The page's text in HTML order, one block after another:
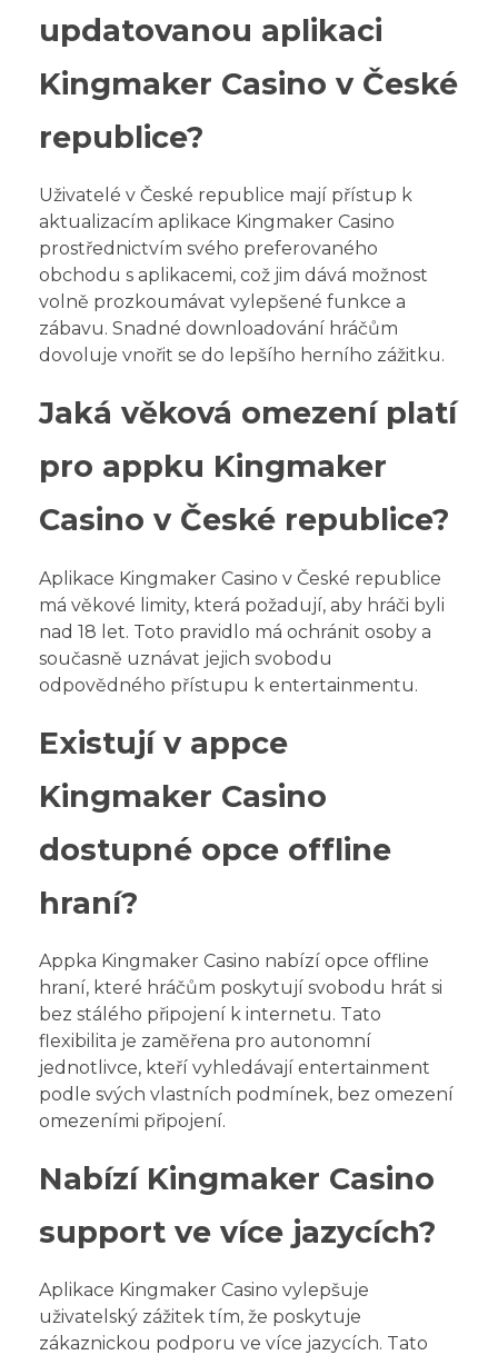
updatovanou aplikaci
Kingmaker Casino v České
republice?
Uživatelé v České republice mají přístup k
aktualizacím aplikace Kingmaker Casino
prostřednictvím svého preferovaného
obchodu s aplikacemi, což jim dává možnost
volně prozkoumávat vylepšené funkce a
zábavu. Snadné downloadování hráčům
dovoluje vnořit se do lepšího herního zážitku.
Jaká věková omezení platí
pro appku Kingmaker
Casino v České republice?
Aplikace Kingmaker Casino v České republice
má věkové limity, která požadují, aby hráči byli
nad 18 let. Toto pravidlo má ochránit osoby a
současně uznávat jejich svobodu
odpovědného přístupu k entertainmentu.
Existují v appce
Kingmaker Casino
dostupné opce offline
hraní?
Appka Kingmaker Casino nabízí opce offline
hraní, které hráčům poskytují svobodu hrát si
bez stálého připojení k internetu. Tato
flexibilita je zaměřena pro autonomní
jednotlivce, kteří vyhledávají entertainment
podle svých vlastních podmínek, bez omezení
omezeními připojení.
Nabízí Kingmaker Casino
support ve více jazycích?
Aplikace Kingmaker Casino vylepšuje
uživatelský zážitek tím, že poskytuje
zákaznickou podporu ve více jazycích. Tato